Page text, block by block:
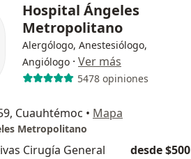
Hospital Ángeles
Metropolitano
Alergólogo, Anestesiólogo,
Angiólogo · Ver más
5478 opiniones
Cuauhtémoc • Mapa
Metropolitano
Cirugía General
desde $500